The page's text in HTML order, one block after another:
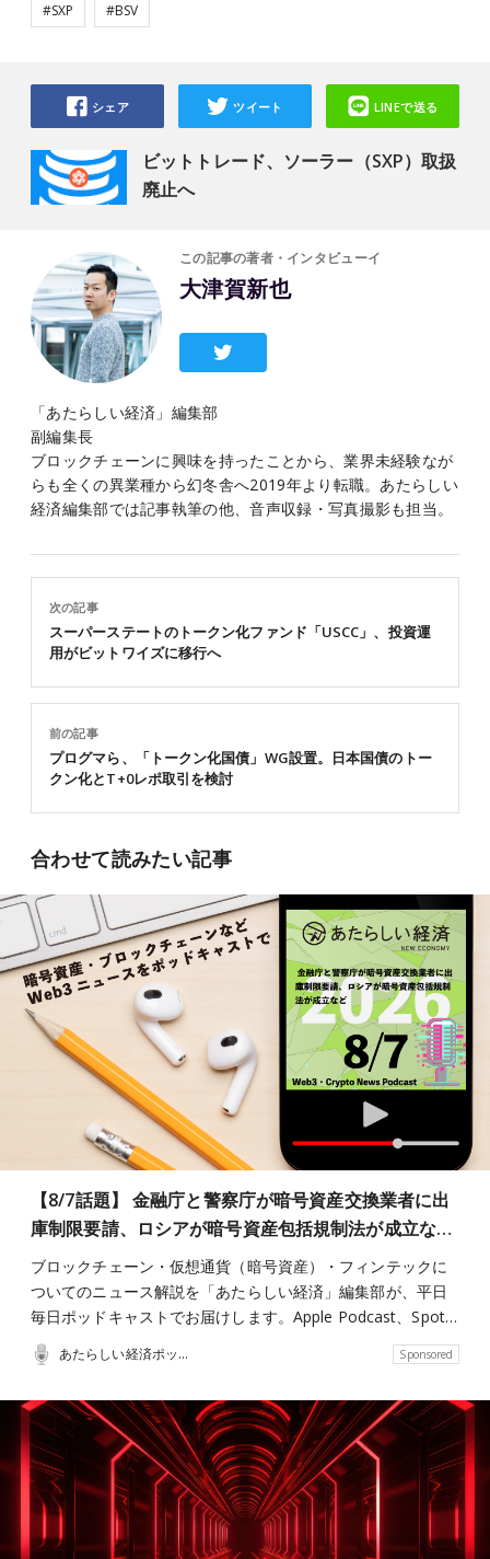
#SXP #BSV
ビットトレード、ソーラー（SXP）取扱
廃止へ
シェア ツイート LINEで送る
この記事の著者・インタビューイ
大津賀新也
「あたらしい経済」編集部
副編集長
ブロックチェーンに興味を持ったことから、業界未経験なが
らも全くの異業種から幻冬舎へ2019年より転職。あたらしい
経済編集部では記事執筆の他、音声収録・写真撮影も担当。
前の記事
プログマら、「トークン化国債」WG設置。日本国債のトー
クン化とT+0レポ取引を検討
次の記事
スーパーステートのトークン化ファンド「USCC」、投資運
用がビットワイズに移行へ
合わせて読みたい記事
【8/7話題】 金融庁と警察庁が暗号資産交換業者に出
庫制限要請、ロシアが暗号資産包括規制法が成立な…
ブロックチェーン・仮想通貨（暗号資産）・フィンテックに
ついてのニュース解説を「あたらしい経済」編集部が、平日
毎日ポッドキャストでお届けします。Apple Podcast、Spot…
あたらしい経済ポッドキャスト Sponsored